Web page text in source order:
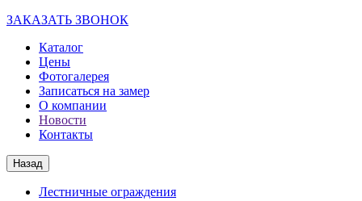
ЗАКАЗАТЬ ЗВОНОК
Каталог
Цены
Фотогалерея
Записаться на замер
О компании
Новости
Контакты
Назад
Лестничные ограждения